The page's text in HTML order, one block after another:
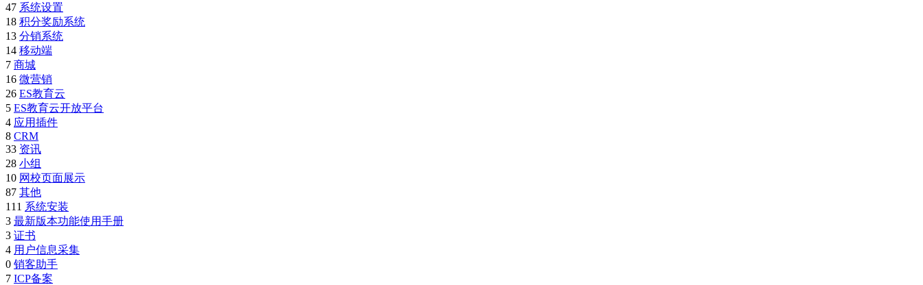
47 系统设置
18 积分奖励系统
13 分销系统
14 移动端
7 商城
16 微营销
26 ES教育云
5 ES教育云开放平台
4 应用插件
8 CRM
33 资讯
28 小组
10 网校页面展示
87 其他
111 系统安装
3 最新版本功能使用手册
3 证书
4 用户信息采集
0 销客助手
7 ICP备案